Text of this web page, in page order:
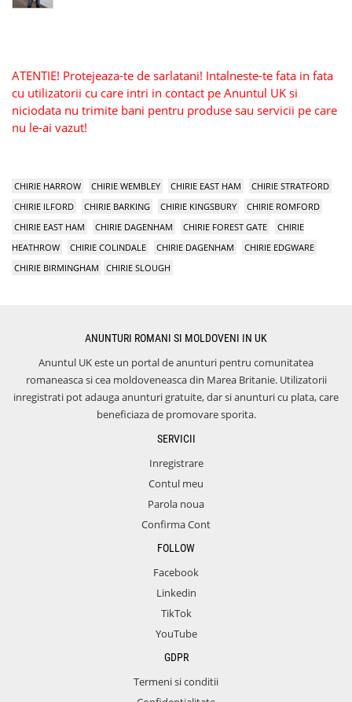
ATENTIE! Protejeaza-te de sarlatani! Intalneste-te fata in fata
cu utilizatorii cu care intri in contact pe Anuntul UK si
niciodata nu trimite bani pentru produse sau servicii pe care
nu le-ai vazut!
CHIRIE HARROW CHIRIE WEMBLEY CHIRIE EAST HAM
CHIRIE STRATFORD
CHIRIE ILFORD
CHIRIE BARKING CHIRIE KINGSBURY
CHIRIE ROMFORD
CHIRIE EAST HAM
CHIRIE DAGENHAM CHIRIE FOREST GATE
CHIRIE
HEATHROW
CHIRIE COLINDALE CHIRIE DAGENHAM
CHIRIE EDGWARE
CHIRIE BIRMINGHAM
CHIRIE SLOUGH
ANUNTURI ROMANI SI MOLDOVENI IN UK
Anuntul UK este un portal de anunturi pentru comunitatea
romaneasca si cea moldoveneasca din Marea Britanie. Utilizatorii
inregistrati pot adauga anunturi gratuite, dar si anunturi cu plata, care
beneficiaza de promovare sporita.
SERVICII
Inregistrare
Contul meu
Parola noua
Confirma Cont
FOLLOW
Facebook
Linkedin
TikTok
YouTube
GDPR
Termeni si conditii